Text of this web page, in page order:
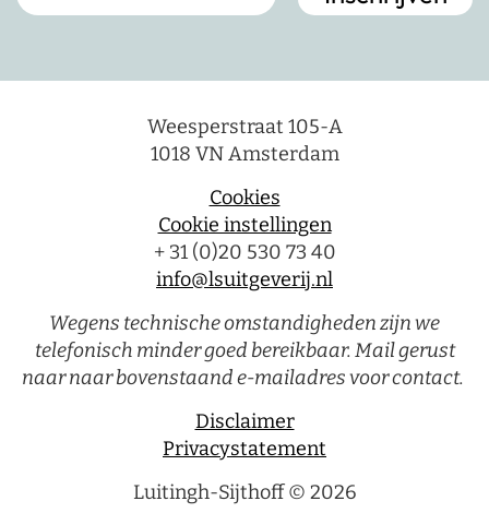
Weesperstraat 105-A
1018 VN Amsterdam
Cookies
Cookie instellingen
+ 31 (0)20 530 73 40
info@lsuitgeverij.nl
Wegens technische omstandigheden zijn we
telefonisch minder goed bereikbaar. Mail gerust
naar naar bovenstaand e-mailadres voor contact.
Disclaimer
Privacystatement
Luitingh-Sijthoff © 2026